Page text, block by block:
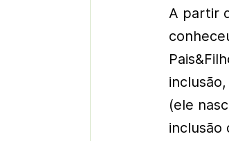
A partir
(ele
inclusão